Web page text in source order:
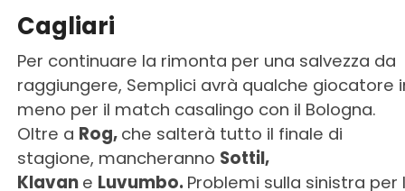
Cagliari
Per continuare la rimonta per una salvezza da
raggiungere, Semplici avrà qualche giocatore
meno per il match casalingo con il Bologna.
Oltre a Rog, che salterà tutto il finale di
stagione, mancheranno Sottil,
Klavan e Luvumbo. Problemi sulla sinistra per